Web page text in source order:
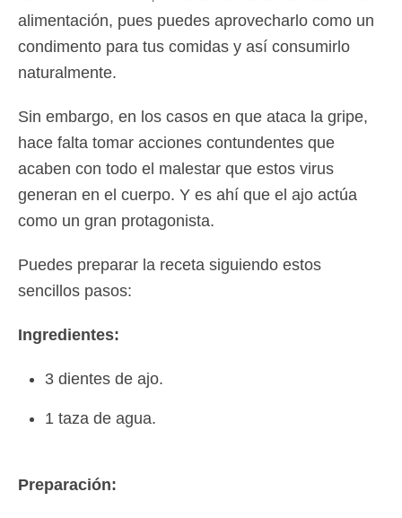
alimentación, pues puedes aprovecharlo como un
condimento para tus comidas y así consumirlo
naturalmente.
Sin embargo, en los casos en que ataca la gripe,
hace falta tomar acciones contundentes que
acaben con todo el malestar que estos virus
generan en el cuerpo. Y es ahí que el ajo actúa
como un gran protagonista.
Puedes preparar la receta siguiendo estos
sencillos pasos:
Ingredientes:
3 dientes de ajo.
1 taza de agua.
Preparación: